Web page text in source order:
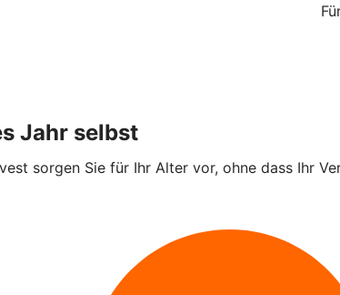
Jahr selbst
sorgen Sie für Ihr Alter vor, ohne dass Ihr